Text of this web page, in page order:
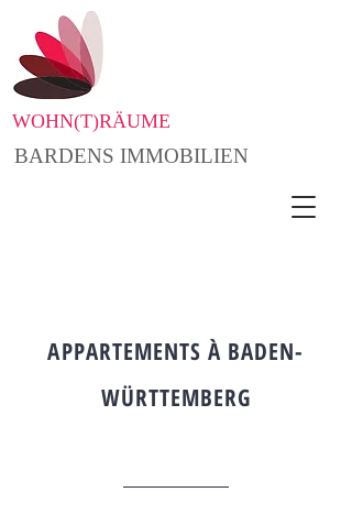
WOHN(T)RÄUME
BARDENS IMMOBILIEN
APPARTEMENTS À BADEN-
WÜRTTEMBERG